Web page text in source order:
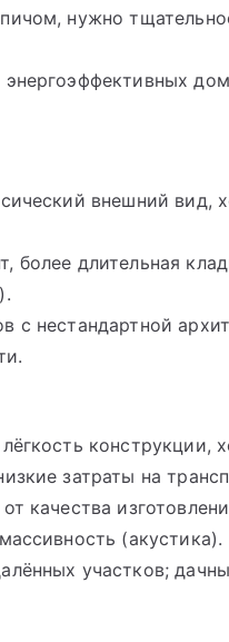
нужно
внешний вид,
длительная
нестандартной
конструкции,
затраты на
качества
(акустика).
участков;